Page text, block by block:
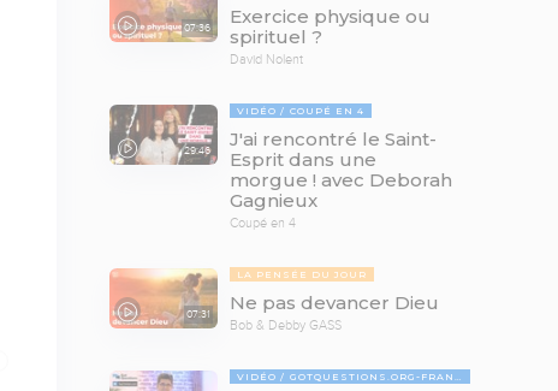
07:36
Exercice physique ou
spirituel ?
David Nolent
29:46
VIDÉO COUPÉ EN 4
J'ai rencontré le Saint-
Esprit dans une
morgue ! avec Deborah
Gagnieux
Coupé en 4
07:31
LA PENSÉE DU JOUR
Ne pas devancer Dieu
Bob & Debby GASS
VIDÉO GOTQUESTIONS.ORG-FRANÇAIS